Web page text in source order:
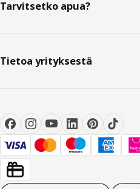
Tarvitsetko apua?
Tietoa yrityksestä